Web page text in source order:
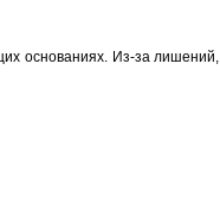
основаниях. Из-за лишений,